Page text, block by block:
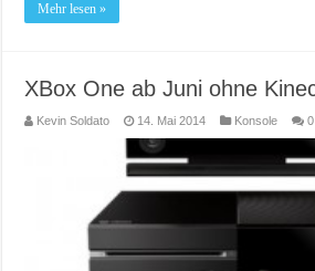
Mehr lesen »
XBox One ab Juni ohne
Kevin Soldato 14. Mai 2014 Konsole 0